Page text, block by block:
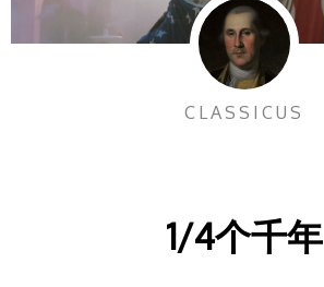
CLASSICUS
1/4个千年